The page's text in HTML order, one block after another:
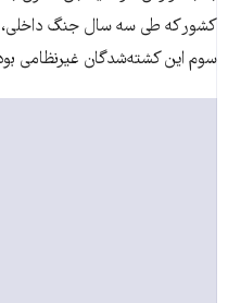
سوم این کشته‌شدگان غیرنظامی